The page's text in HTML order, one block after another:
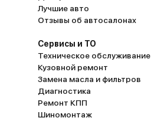
Лучшие авто
Отзывы об автосалонах
Сервисы и ТО
Техническое обслуживание
Кузовной ремонт
Замена масла и фильтров
Диагностика
Ремонт КПП
Шиномонтаж